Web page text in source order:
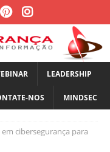
LEADERSHIP
NOS MINDSEC
cibersegurança para